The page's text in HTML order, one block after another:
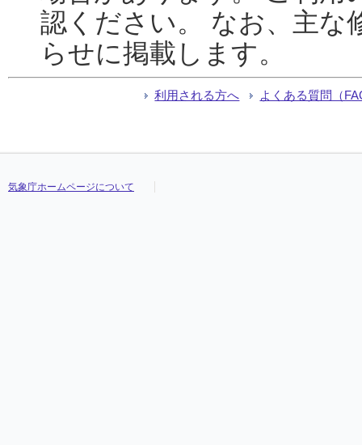
認ください。 なお、主な
らせに掲載します。
利用される方へ よくある質問（
気象庁ホームページについて